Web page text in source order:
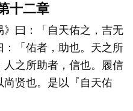
十二章
「自天佑之，吉无
：「佑者，助也。天之所
人之所助者，信也。履信
尚贤也。是以『自天佑